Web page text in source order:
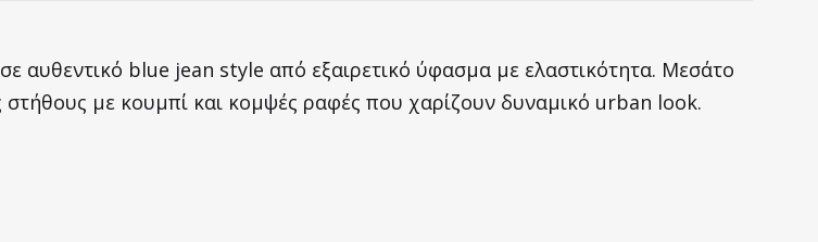
αυθεντικό blue jean style από εξαιρετικό ύφασμα με ελαστικότητα. Μεσάτο
με κουμπί και κομψές ραφές που χαρίζουν δυναμικό urban look.